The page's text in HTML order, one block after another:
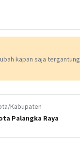
kapan saja tergantung
Kabupaten
Palangka Raya